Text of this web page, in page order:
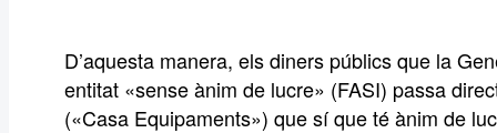
D’aquesta manera, els diners públics que la
entitat «sense ànim de lucre» (FASI) passa
(«Casa Equipaments») que sí que té ànim de